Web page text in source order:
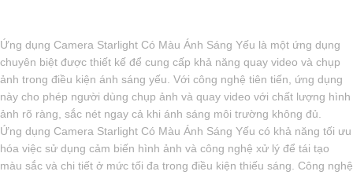
Ứng dụng Camera Starlight Có Màu Ánh Sáng Yếu là một ứng dụng
chuyên biệt được thiết kế để cung cấp khả năng quay video và chụp
ảnh trong điều kiện ánh sáng yếu. Với công nghệ tiên tiến, ứng dụng
này cho phép người dùng chụp ảnh và quay video với chất lượng hình
ảnh rõ ràng, sắc nét ngay cả khi ánh sáng môi trường không đủ.
Ứng dụng Camera Starlight Có Màu Ánh Sáng Yếu có khả năng tối ưu
hóa việc sử dụng cảm biến hình ảnh và công nghệ xử lý để tái tạo
màu sắc và chi tiết ở mức tối đa trong điều kiện thiếu sáng. Công nghệ